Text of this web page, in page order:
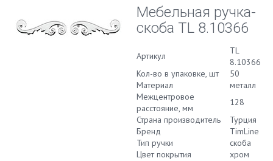
Мебельная ручка-
скоба TL 8.10366
Артикул
TL
8.10366
Кол-во в упаковке, шт
50
Материал
металл
Межцентровое
расстояние, мм
128
Страна производитель
Турция
Бренд
TimLine
Тип ручки
скоба
Цвет покрытия
хром